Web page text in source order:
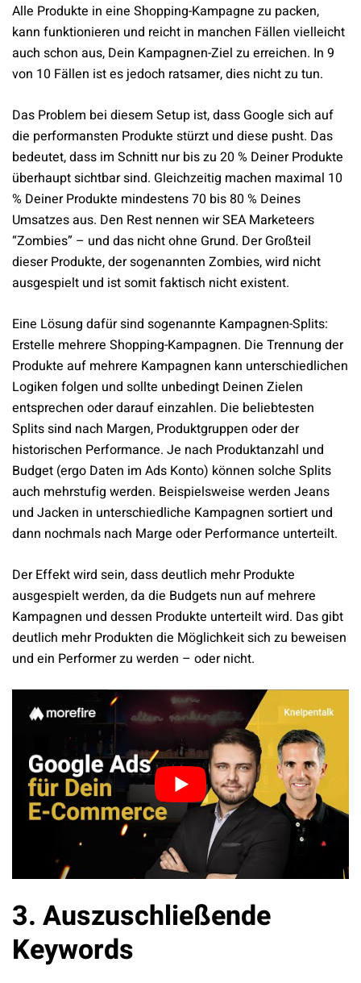
Alle Produkte in eine Shopping-Kampagne zu packen,
kann funktionieren und reicht in manchen Fällen vielleicht
auch schon aus, Dein Kampagnen-Ziel zu erreichen. In 9
von 10 Fällen ist es jedoch ratsamer, dies nicht zu tun.
Das Problem bei diesem Setup ist, dass Google sich auf
die performansten Produkte stürzt und diese pusht. Das
bedeutet, dass im Schnitt nur bis zu 20 % Deiner Produkte
überhaupt sichtbar sind. Gleichzeitig machen maximal 10
% Deiner Produkte mindestens 70 bis 80 % Deines
Umsatzes aus. Den Rest nennen wir SEA Marketeers
“Zombies” – und das nicht ohne Grund. Der Großteil
dieser Produkte, der sogenannten Zombies, wird nicht
ausgespielt und ist somit faktisch nicht existent.
Eine Lösung dafür sind sogenannte Kampagnen-Splits:
Erstelle mehrere Shopping-Kampagnen. Die Trennung der
Produkte auf mehrere Kampagnen kann unterschiedlichen
Logiken folgen und sollte unbedingt Deinen Zielen
entsprechen oder darauf einzahlen. Die beliebtesten
Splits sind nach Margen, Produktgruppen oder der
historischen Performance. Je nach Produktanzahl und
Budget (ergo Daten im Ads Konto) können solche Splits
auch mehrstufig werden. Beispielsweise werden Jeans
und Jacken in unterschiedliche Kampagnen sortiert und
dann nochmals nach Marge oder Performance unterteilt.
Der Effekt wird sein, dass deutlich mehr Produkte
ausgespielt werden, da die Budgets nun auf mehrere
Kampagnen und dessen Produkte unterteilt wird. Das gibt
deutlich mehr Produkten die Möglichkeit sich zu beweisen
und ein Performer zu werden – oder nicht.
3. Auszuschließende
Keywords